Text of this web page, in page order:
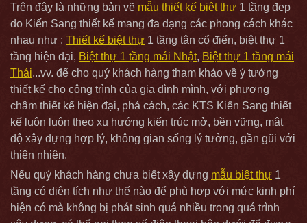
Trên đây là những bản vẽ mẫu thiết kế biệt thự 1 tầng đẹp
do Kiến Sang thiết kế mang đa dạng các phong cách khác
nhau như : Thiết kế biệt thự 1 tầng tân cổ điển, biệt thự 1
tầng hiện đại, Biệt thự 1 tầng mái Nhật, Biệt thự 1 tầng mái
Thái...vv. để cho quý khách hàng tham khảo về ý tưởng
thiết kế cho công trình của gia đình mình, với phương
châm thiết kế hiện đại, phá cách, các KTS Kiến Sang thiết
kế luôn luôn theo xu hướng kiến trúc mở, bền vững, mật
độ xây dựng hợp lý, không gian sống lý tưởng, gần gũi với
thiên nhiên.
Nếu quý khách hàng chưa biết xây dựng mẫu biệt thự 1
tầng có diện tích như thế nào để phù hợp với mức kinh phí
hiện có mà không bị phát sinh quá nhiều trong quá trình